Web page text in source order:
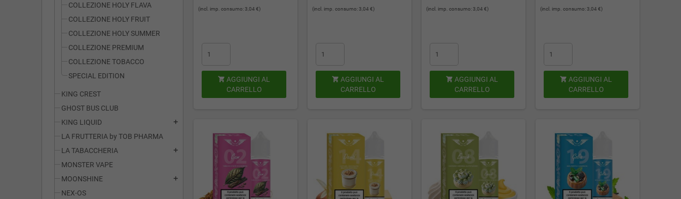
COLLEZIONE HOLY FLAVA
COLLEZIONE HOLY FRUIT
COLLEZIONE HOLY SUMMER
COLLEZIONE PREMIUM
COLLEZIONE TOBACCO
SPECIAL EDITION
KING CREST
GHOST BUS CLUB
KING LIQUID
add
LA FRUTTERIA by TOB PHARMA
LA TABACCHERIA
add
MONSTER VAPE
MOONSHINE
add
NEX-OS
(incl. imp. consumo: 3,04 €)
 AGGIUNGI AL
CARRELLO
(incl. imp. consumo: 3,04 €)
 AGGIUNGI AL
CARRELLO
(incl. imp. consumo: 3,04 €)
 AGGIUNGI AL
CARRELLO
(incl. imp. consumo: 3,04 €)
 AGGIUNGI AL
CARRELLO